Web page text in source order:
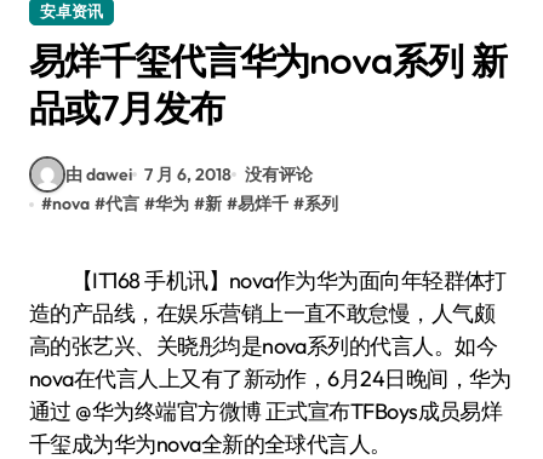
安卓资讯
易烊千玺代言华为nova系列 新
品或7月发布
由 dawei 7 月 6, 2018 没有评论
#nova #代言 #华为 #新 #易烊千 #系列
【IT168 手机讯】nova作为华为面向年轻群体打
造的产品线，在娱乐营销上一直不敢怠慢，人气颇
高的张艺兴、关晓彤均是nova系列的代言人。如今
nova在代言人上又有了新动作，6月24日晚间，华为
通过 @华为终端官方微博 正式宣布TFBoys成员易烊
千玺成为华为nova全新的全球代言人。